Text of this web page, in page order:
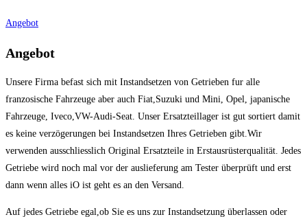
Angebot
Angebot
Unsere Firma befast sich mit Instandsetzen von Getrieben fur alle
franzosische Fahrzeuge aber auch Fiat,Suzuki und Mini, Opel, japanische
Fahrzeuge, Iveco,VW-Audi-Seat. Unser Ersatzteillager ist gut sortiert damit
es keine verzögerungen bei Instandsetzen Ihres Getrieben gibt.Wir
verwenden ausschliesslich Original Ersatzteile in Erstausrüsterqualität. Jedes
Getriebe wird noch mal vor der auslieferung am Tester überprüft und erst
dann wenn alles iO ist geht es an den Versand.
Auf jedes Getriebe egal,ob Sie es uns zur Instandsetzung überlassen oder